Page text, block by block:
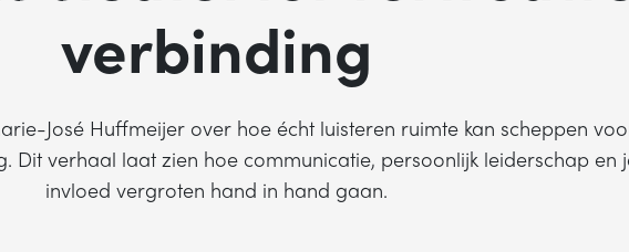
verbinding
José Huffmeijer over hoe écht luisteren ruimte kan scheppen
Dit verhaal laat zien hoe communicatie, persoonlijk leiderschap en
invloed vergroten hand in hand gaan.